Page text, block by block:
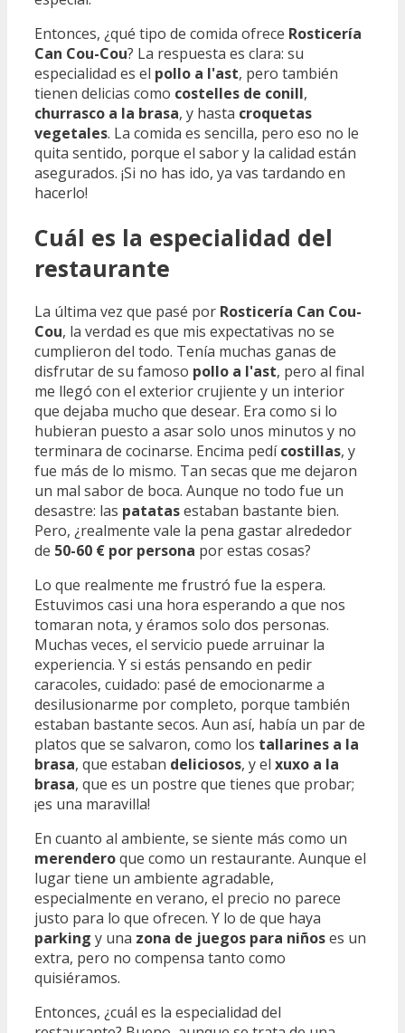
Entonces, ¿qué tipo de comida ofrece Rosticería
Can Cou-Cou? La respuesta es clara: su
especialidad es el pollo a l'ast, pero también
tienen delicias como costelles de conill,
churrasco a la brasa, y hasta croquetas
vegetales. La comida es sencilla, pero eso no le
quita sentido, porque el sabor y la calidad están
asegurados. ¡Si no has ido, ya vas tardando en
hacerlo!
Cuál es la especialidad del
restaurante
La última vez que pasé por Rosticería Can Cou-
Cou, la verdad es que mis expectativas no se
cumplieron del todo. Tenía muchas ganas de
disfrutar de su famoso pollo a l'ast, pero al final
me llegó con el exterior crujiente y un interior
que dejaba mucho que desear. Era como si lo
hubieran puesto a asar solo unos minutos y no
terminara de cocinarse. Encima pedícostillas, y
fue más de lo mismo. Tan secas que me dejaron
un mal sabor de boca. Aunque no todo fue un
desastre: las patatasestaban bastante bien.
Pero, ¿realmente vale la pena gastar alrededor
de 50-60 € por persona por estas cosas?
Lo que realmente me frustró fue la espera.
Estuvimos casi una hora esperando a que nos
tomaran nota, y éramos solo dos personas.
Muchas veces, el servicio puede arruinar la
experiencia. Y si estás pensando en pedir
caracoles, cuidado: pasé de emocionarme a
desilusionarme por completo, porque también
estaban bastante secos. Aun así, había un par de
platos que se salvaron, como los tallarines a la
brasa, que estaban deliciosos, y el xuxo a la
brasa, que es un postre que tienes que probar;
¡es una maravilla!
En cuanto al ambiente, se siente más como un
merenderoque como un restaurante. Aunque el
lugar tiene un ambiente agradable,
especialmente en verano, el precio no parece
justo para lo que ofrecen. Y lo de que haya
parking y una zona de juegos para niñoses un
extra, pero no compensa tanto como
quisiéramos.
Entonces, ¿cuál es la especialidad del